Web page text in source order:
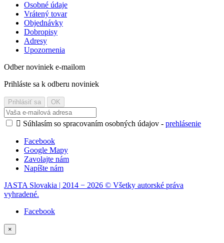
Osobné údaje
Vrátený tovar
Objednávky
Dobropisy
Adresy
Upozornenia
Odber noviniek e-mailom
Prihláste sa k odberu noviniek
 Súhlasím so spracovaním osobných údajov - prehlásenie
Facebook
Google Mapy
Zavolajte nám
Napíšte nám
JASTA Slovakia | 2014 − 2026 © Všetky autorské práva
vyhradené.
Facebook
×